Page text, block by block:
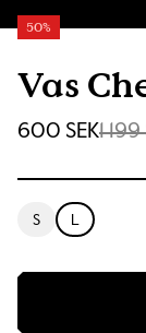
Vas
50%
600 SEK1 199
S L